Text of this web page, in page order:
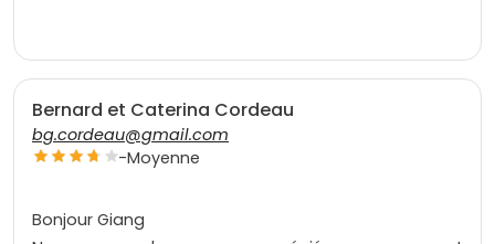
Bernard et Caterina Cordeau
bg.cordeau@gmail.com
-Moyenne
Bonjour Giang